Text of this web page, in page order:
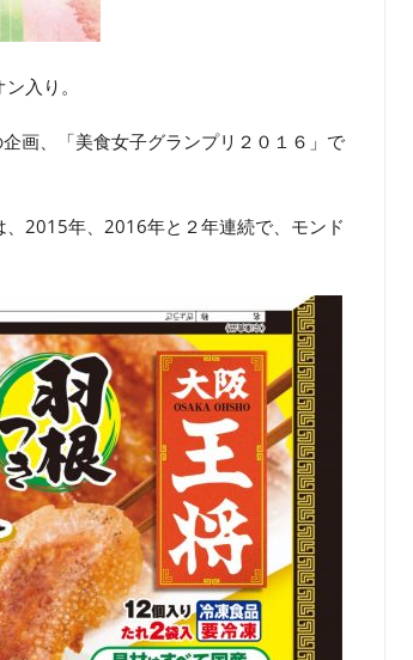
入り。
画、「美食女子グランプリ２０１６」で
2015年、2016年と２年連続で、モンド